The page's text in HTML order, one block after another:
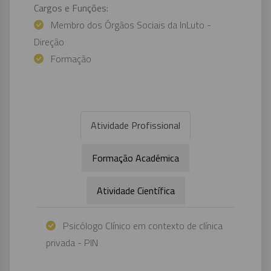
Cargos e Funções:
Membro dos Órgãos Sociais da InLuto -
Direção
Formação
Atividade Profissional
Formação Académica
Atividade Científica
Psicólogo Clínico em contexto de clínica
privada - PIN